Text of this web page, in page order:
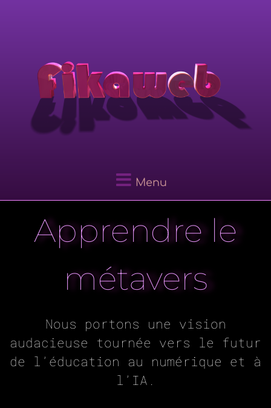
Menu
Apprendre le
métavers
Nous portons une vision
audacieuse tournée vers le futur
de l’éducation au numérique et à
l’IA.